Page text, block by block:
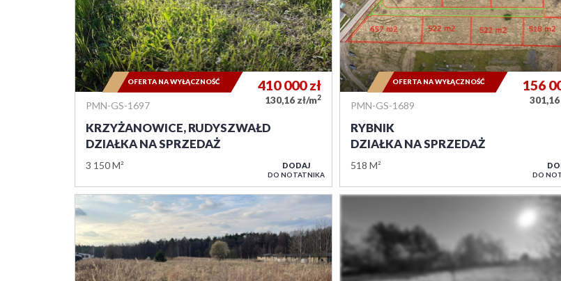
PMN-GS-1697
KRZYŻANOWICE, RUDYSZWAŁD
DZIAŁKA NA SPRZEDAŻ
3 150 M²
410 000zł
130,16 zł/m2
OFERTA NA WYŁĄCZNOŚĆ
DODAJ
DO NOTATNIKA
PMN-GS-1689
RYBNIK
DZIAŁKA NA SPRZEDAŻ
518 M²
156
301,16
OFERTA NA WYŁĄCZNOŚĆ
DO